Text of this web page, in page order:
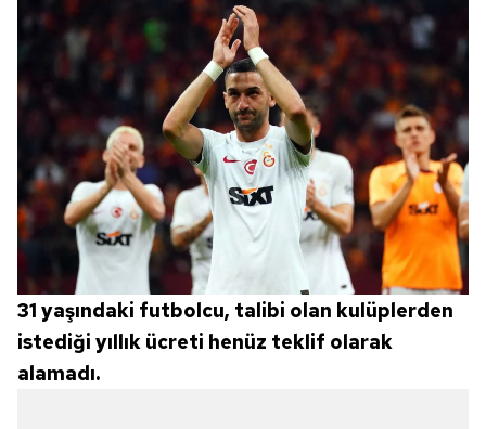
almak için lütfen tıklayınız.
31 yaşındaki futbolcu, talibi olan kulüplerden
istediği yıllık ücreti henüz teklif olarak
alamadı.